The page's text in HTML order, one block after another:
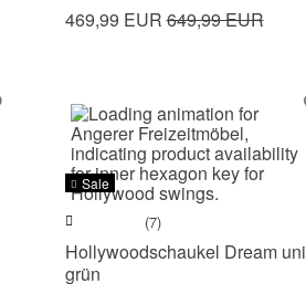
469,99 EUR649,99 EUR
Sale
(7)
Hollywoodschaukel Dream uni
grün